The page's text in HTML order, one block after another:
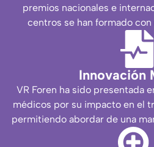
premios nacionales e
centros se han formado
Innovación
VR Foren ha sido presentada
médicos por su impacto en el
permitiendo abordar de una